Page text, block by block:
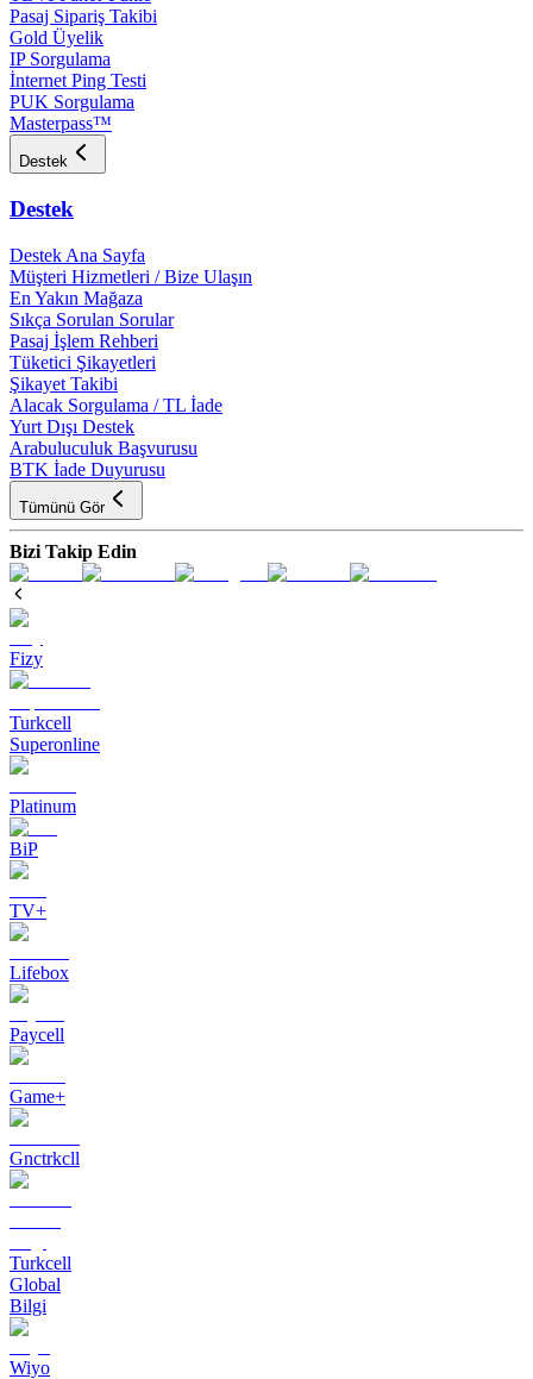
Pasaj Sipariş Takibi
Gold Üyelik
IP Sorgulama
İnternet Ping Testi
PUK Sorgulama
Masterpass™
Destek
Destek
Destek Ana Sayfa
Müşteri Hizmetleri / Bize Ulaşın
En Yakın Mağaza
Sıkça Sorulan Sorular
Pasaj İşlem Rehberi
Tüketici Şikayetleri
Şikayet Takibi
Alacak Sorgulama / TL İade
Yurt Dışı Destek
Arabuluculuk Başvurusu
BTK İade Duyurusu
Tümünü Gör
Bizi Takip Edin
Fizy
Turkcell
Superonline
Platinum
BiP
TV+
Lifebox
Paycell
Game+
Gnctrkcll
Turkcell
Global
Bilgi
Wiyo